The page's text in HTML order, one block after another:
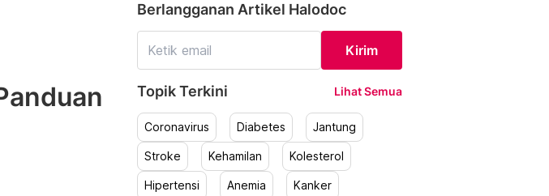
Berlangganan Artikel Halodoc
Kirim
Topik Terkini Lihat Semua
Coronavirus Diabetes Jantung
Stroke Kehamilan Kolesterol
Hipertensi Anemia Kanker